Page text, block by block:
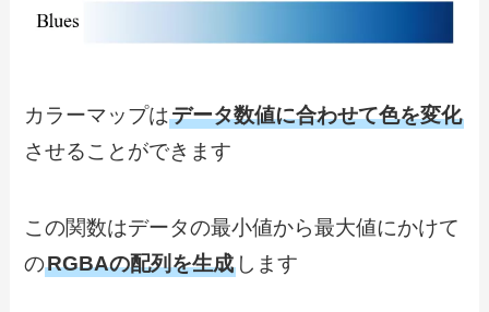
カラーマップはデータ数値に合わせて色を変化
させることができます
この関数はデータの最小値から最大値にかけて
のRGBAの配列を生成 します